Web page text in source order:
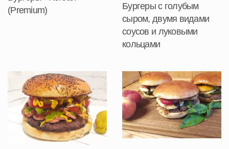
(Premium)
Бургеры с голубым
сыром, двумя видами
соусов и луковыми
кольцами